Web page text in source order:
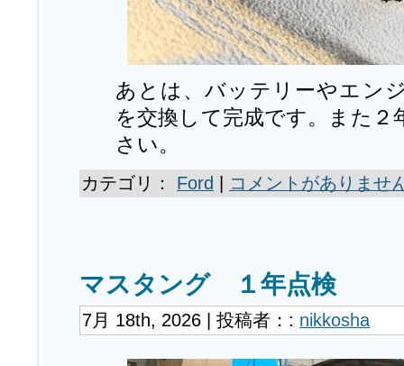
あとは、バッテリーやエン
を交換して完成です。また２
さい。
カテゴリ： Ford コメントがありませ
マスタング １年点検
7月 18th, 2026 | 投稿者：: nikkosha